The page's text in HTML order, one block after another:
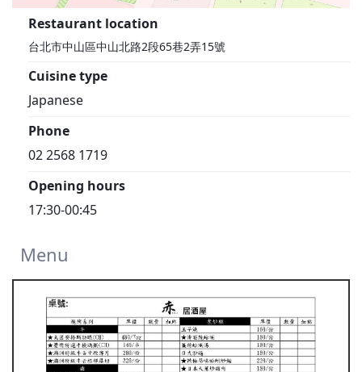
Restaurant location
台北市中山區中山北路2段65巷2弄15號
Cuisine type
Japanese
Phone
02 2568 1719
Opening hours
17:30-00:45
Menu